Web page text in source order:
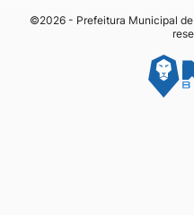
©2026 - Prefeitura Municipal